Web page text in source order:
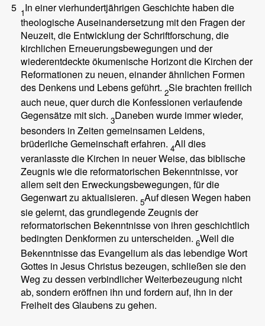
5 1In einer vierhundertjährigen Geschichte haben die
theologische Auseinandersetzung mit den Fragen der
Neuzeit, die Entwicklung der Schriftforschung, die
kirchlichen Erneuerungsbewegungen und der
wiederentdeckte ökumenische Horizont die Kirchen der
Reformationen zu neuen, einander ähnlichen Formen
des Denkens und Lebens geführt. 2Sie brachten freilich
auch neue, quer durch die Konfessionen verlaufende
Gegensätze mit sich. 3Daneben wurde immer wieder,
besonders in Zeiten gemeinsamen Leidens,
brüderliche Gemeinschaft erfahren. 4All dies
veranlasste die Kirchen in neuer Weise, das biblische
Zeugnis wie die reformatorischen Bekenntnisse, vor
allem seit den Erweckungsbewegungen, für die
Gegenwart zu aktualisieren. 5Auf diesen Wegen haben
sie gelernt, das grundlegende Zeugnis der
reformatorischen Bekenntnisse von ihren geschichtlich
bedingten Denkformen zu unterscheiden. 6Weil die
Bekenntnisse das Evangelium als das lebendige Wort
Gottes in Jesus Christus bezeugen, schließen sie den
Weg zu dessen verbindlicher Weiterbezeugung nicht
ab, sondern eröffnen ihn und fordern auf, ihn in der
Freiheit des Glaubens zu gehen.